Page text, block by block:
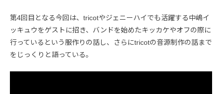
第4回目となる今回は、tricotやジェニーハイでも活躍する中嶋イ
ッキュウをゲストに招き、バンドを始めたキッカケやオフの際に
行っているという服作りの話し、さらにtricotの音源制作の話まで
をじっくりと語っている。